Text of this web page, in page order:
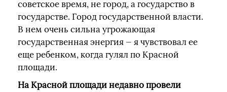
советское время, не город, а государство в
государстве. Город государственной власти.
В нем очень сильна угрожающая
государственная энергия — я чувствовал ее
еще ребенком, когда гулял по Красной
площади.
На Красной площади недавно провели